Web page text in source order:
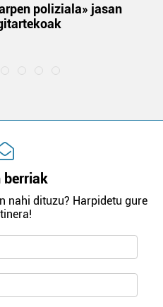
poliziala» jasan
berriak
nahi dituzu? Harpidetu gure